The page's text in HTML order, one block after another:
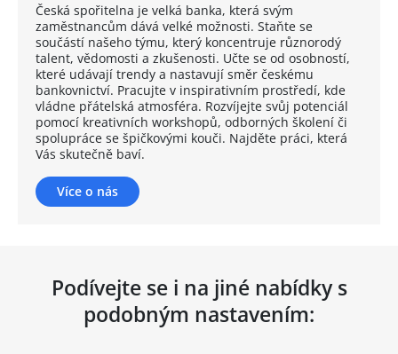
Česká spořitelna je velká banka, která svým
zaměstnancům dává velké možnosti. Staňte se
součástí našeho týmu, který koncentruje různorodý
talent, vědomosti a zkušenosti. Učte se od osobností,
které udávají trendy a nastavují směr českému
bankovnictví. Pracujte v inspirativním prostředí, kde
vládne přátelská atmosféra. Rozvíjejte svůj potenciál
pomocí kreativních workshopů, odborných školení či
spolupráce se špičkovými kouči. Najděte práci, která
Vás skutečně baví.
Více o nás
Podívejte se i na jiné nabídky s
podobným nastavením: